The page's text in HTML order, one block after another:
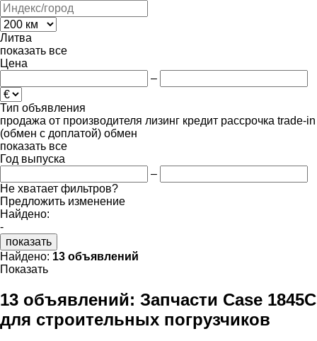
Литва
показать все
Цена
–
Тип объявления
продажа от производителя лизинг кредит рассрочка trade-in
(обмен с доплатой) обмен
показать все
Год выпуска
–
Не хватает фильтров?
Предложить изменение
Найдено:
-
показать
Найдено: 13 объявлений
Показать
13 объявлений: Запчасти Case 1845C
для строительных погрузчиков